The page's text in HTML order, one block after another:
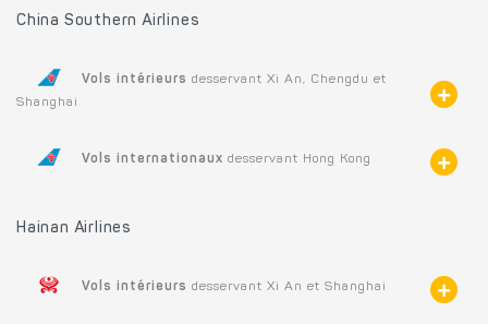
China Southern Airlines
Vols intérieurs desservant Xi An, Chengdu et
Shanghai
Vols internationaux desservant Hong Kong
Hainan Airlines
Vols intérieurs desservant Xi An et Shanghai